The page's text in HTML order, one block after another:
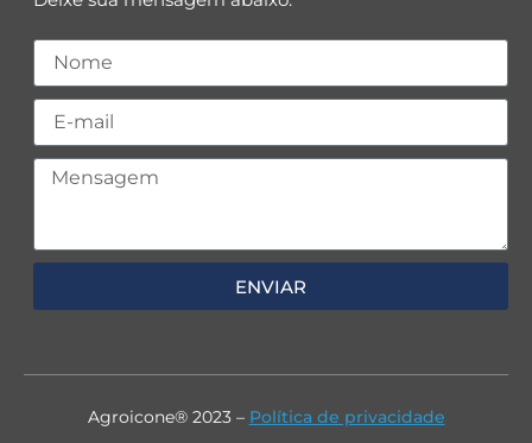
ENVIAR
Agroicone® 2023 – Política de privacidade